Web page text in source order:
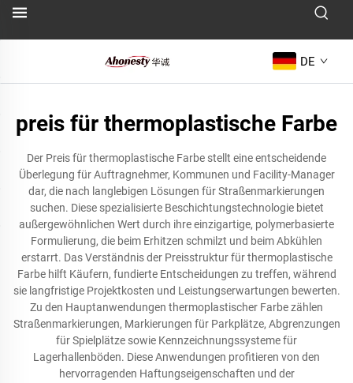
DE
preis für thermoplastische Farbe
Der Preis für thermoplastische Farbe stellt eine entscheidende
Überlegung für Auftragnehmer, Kommunen und Facility-Manager
dar, die nach langlebigen Lösungen für Straßenmarkierungen
suchen. Diese spezialisierte Beschichtungstechnologie bietet
außergewöhnlichen Wert durch ihre einzigartige, polymerbasierte
Formulierung, die beim Erhitzen schmilzt und beim Abkühlen
erstarrt. Das Verständnis der Preisstruktur für thermoplastische
Farbe hilft Käufern, fundierte Entscheidungen zu treffen, während
sie langfristige Projektkosten und Leistungserwartungen bewerten.
Zu den Hauptanwendungen thermoplastischer Farbe zählen
Straßenmarkierungen, Markierungen für Parkplätze, Abgrenzungen
für Spielplätze sowie Kennzeichnungssysteme für
Lagerhallenböden. Diese Anwendungen profitieren von den
hervorragenden Haftungseigenschaften und der